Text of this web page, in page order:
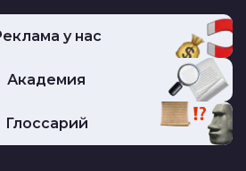
у нас
Академия
Глоссарий